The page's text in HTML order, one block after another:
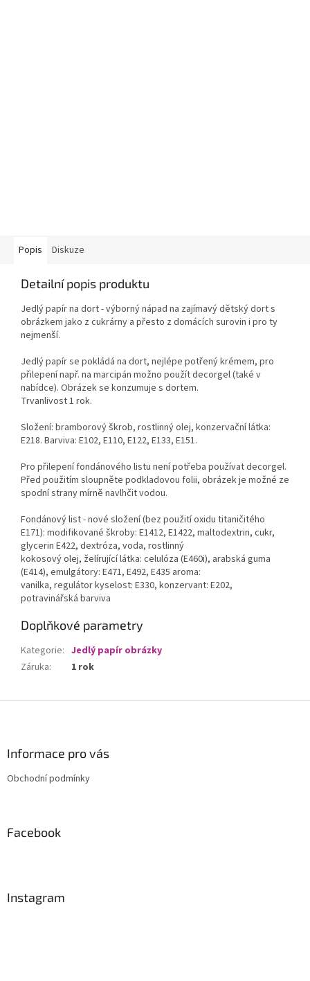
Popis Diskuze
Detailní popis produktu
Jedlý papír na dort - výborný nápad na zajímavý dětský dort s
obrázkem jako z cukrárny a přesto z domácích surovin i pro ty
nejmenší.
Jedlý papír se pokládá na dort, nejlépe potřený krémem, pro
přilepení např. na marcipán možno použít decorgel (také v
nabídce). Obrázek se konzumuje s dortem.
Trvanlivost 1 rok.
Složení: bramborový škrob, rostlinný olej, konzervační látka:
E218. Barviva: E102, E110, E122, E133, E151.
Pro přilepení fondánového listu není potřeba používat decorgel.
Před použitím sloupněte podkladovou folii, obrázek je možné ze
spodní strany mírně navlhčit vodou.
Fondánový list - nové složení (bez použití oxidu titaničitého
E171): modifikované škroby: E1412, E1422, maltodextrin, cukr,
glycerin E422, dextróza, voda, rostlinný
kokosový olej, želírující látka: celulóza (E460i), arabská guma
(E414), emulgátory: E471, E492, E435 aroma:
vanilka, regulátor kyselost: E330, konzervant: E202,
potravinářská barviva
Doplňkové parametry
Kategorie: Jedlý papír obrázky
Záruka: 1 rok
Informace pro vás
Obchodní podmínky
Facebook
Instagram